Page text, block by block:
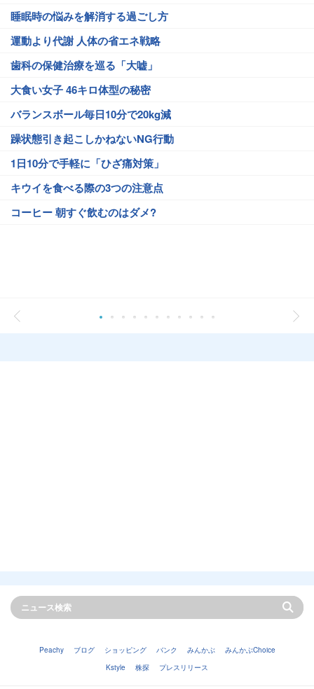
睡眠時の悩みを解消する過ごし方
運動より代謝 人体の省エネ戦略
歯科の保健治療を巡る「大嘘」
大食い女子 46キロ体型の秘密
バランスボール毎日10分で20kg減
躁状態引き起こしかねないNG行動
1日10分で手軽に「ひざ痛対策」
キウイを食べる際の3つの注意点
コーヒー 朝すぐ飲むのはダメ?
Peachy ブログ ショッピング バンク みんかぶ
みんかぶChoice
Kstyle
株探 プレスリリース